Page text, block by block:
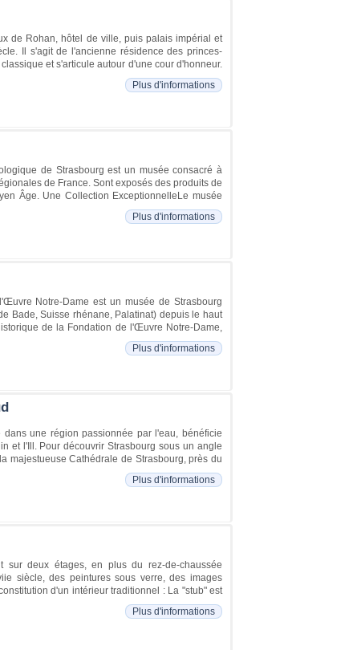
de Rohan, hôtel de ville, puis palais impérial et
Il s'agit de l'ancienne résidence des princes-
et s'articule autour d'une cour d'honneur.
Plus d'informations
de Strasbourg est un musée consacré à
de France. Sont exposés des produits de
Âge. Une Collection ExceptionnelleLe musée
Plus d'informations
Notre-Dame est un musée de Strasbourg
Bade, Suisse rhénane, Palatinat) depuis le haut
de la Fondation de l'Œuvre Notre-Dame,
Plus d'informations
une région passionnée par l'eau, bénéficie
et l'Ill. Pour découvrir Strasbourg sous un angle
majestueuse Cathédrale de Strasbourg, près du
Plus d'informations
deux étages, en plus du rez-de-chaussée
siècle, des peintures sous verre, des images
d'un intérieur traditionnel : La "stub" est
Plus d'informations